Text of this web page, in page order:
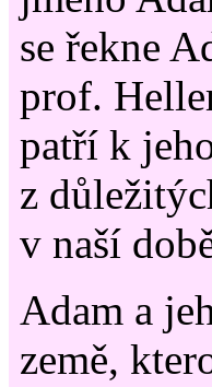
se řekne
prof.
patří k
z
v naší
Adam a
země,